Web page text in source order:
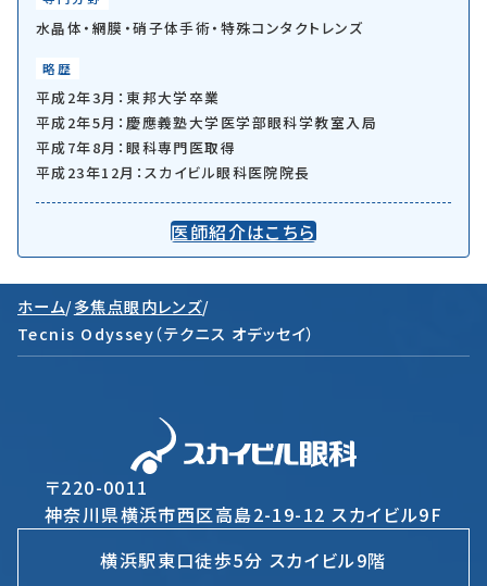
水晶体・網膜・硝子体手術・特殊コンタクトレンズ
略歴
平成2年3月：東邦大学卒業
平成2年5月：慶應義塾大学医学部眼科学教室入局
平成7年8月：眼科専門医取得
平成23年12月：スカイビル眼科医院院長
医師紹介はこちら
ホーム/多焦点眼内レンズ/
Tecnis Odyssey（テクニス オデッセイ）
〒220-0011
神奈川県横浜市西区高島2-19-12 スカイビル9F
横浜駅東口徒歩5分 スカイビル9階